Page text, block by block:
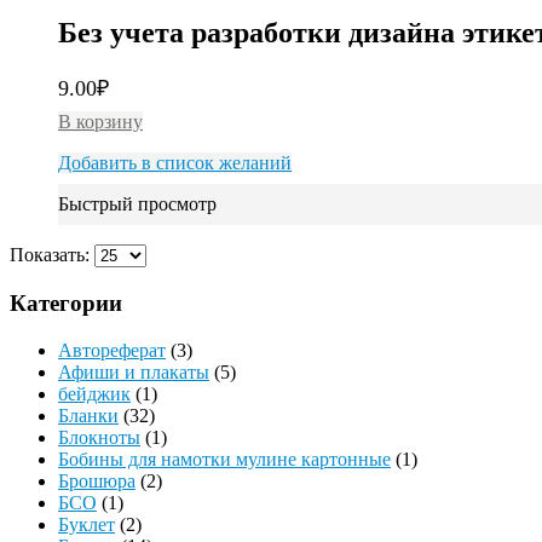
Без учета разработки дизайна
9.00₽
В корзину
Добавить в список желаний
Быстрый просмотр
Показать:
Категории
Автореферат (3)
Афиши и плакаты (5)
бейджик (1)
Бланки (32)
Блокноты (1)
Бобины для намотки мулине картонные (1)
Брошюра (2)
БСО (1)
Буклет (2)